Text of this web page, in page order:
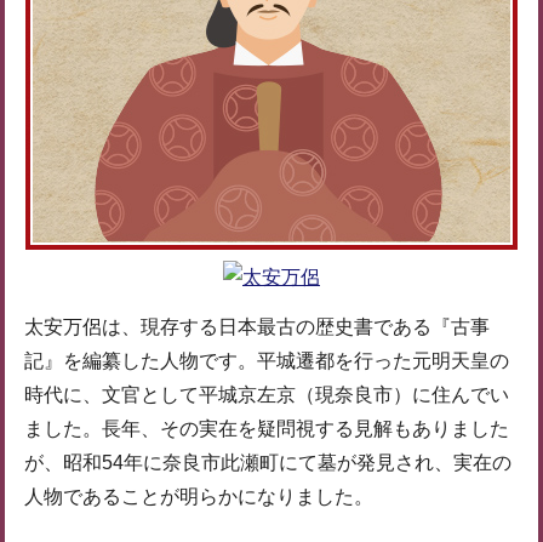
太安万侶は、現存する日本最古の歴史書である『古事
記』を編纂した人物です。平城遷都を行った元明天皇の
時代に、文官として平城京左京（現奈良市）に住んでい
ました。長年、その実在を疑問視する見解もありました
が、昭和54年に奈良市此瀬町にて墓が発見され、実在の
人物であることが明らかになりました。